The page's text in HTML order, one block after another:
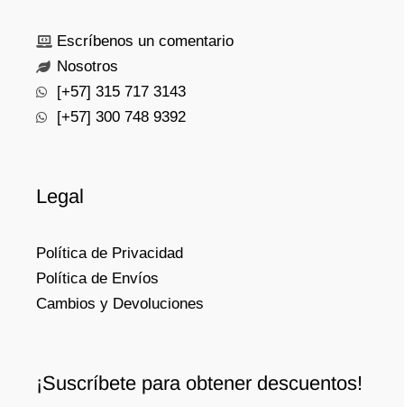
Escríbenos un comentario
Nosotros
[+57] 315 717 3143
[+57] 300 748 9392
Legal
Política de Privacidad
Política de Envíos
Cambios y Devoluciones
¡Suscríbete para obtener descuentos!